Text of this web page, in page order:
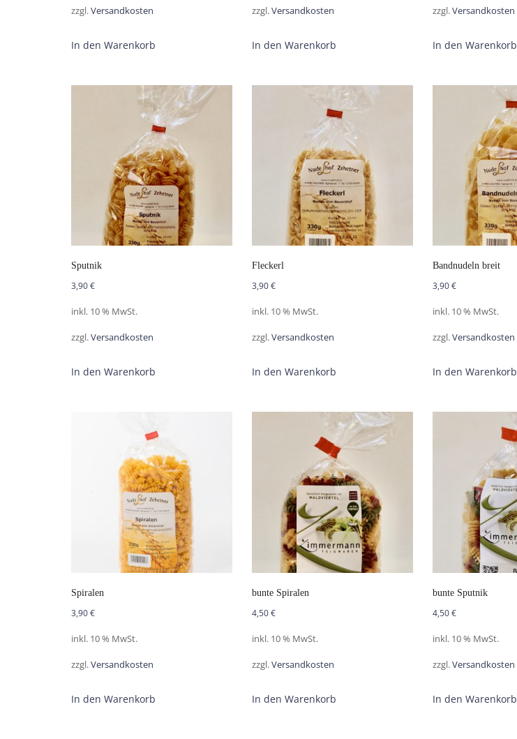
zzgl.Versandkosten
In den Warenkorb
zzgl.Versandkosten
In den Warenkorb
zzgl.Versandkosten
In den Warenkorb
Sputnik
3,90€
inkl. 10 % MwSt.
zzgl.Versandkosten
In den Warenkorb
Fleckerl
3,90€
inkl. 10 % MwSt.
zzgl.Versandkosten
In den Warenkorb
Bandnudeln breit
3,90€
inkl. 10 % MwSt.
zzgl.Versandkosten
In den Warenkorb
Spiralen
3,90€
inkl. 10 % MwSt.
zzgl.Versandkosten
In den Warenkorb
bunte Spiralen
4,50€
inkl. 10 % MwSt.
zzgl.Versandkosten
In den Warenkorb
bunte Sputnik
4,50€
inkl. 10 % MwSt.
zzgl.Versandkosten
In den Warenkorb